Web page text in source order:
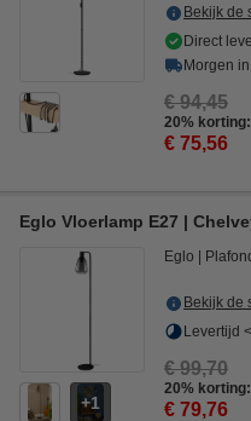
Bekijk de
Direct
Morgen
€ 94,45
20% korting:
€ 75,56
Eglo Vloerlamp E27 |
1
Eglo
Bekijk de
Levertijd
€ 99,70
20% korting:
€ 79,76